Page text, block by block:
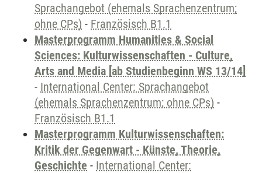
Sprachangebot (ehemals Sprachenzentrum;
ohne CPs) - Französisch B1.1
Masterprogramm Humanities & Social
Sciences: Kulturwissenschaften - Culture,
Arts and Media [ab Studienbeginn WS 13/14]
- International Center: Sprachangebot
(ehemals Sprachenzentrum; ohne CPs) -
Französisch B1.1
Masterprogramm Kulturwissenschaften:
Kritik der Gegenwart - Künste, Theorie,
Geschichte - International Center: